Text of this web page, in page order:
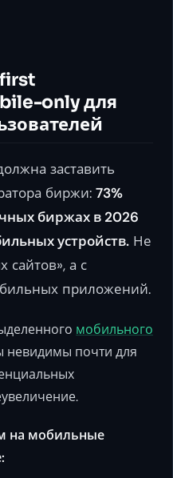
only для
заставить
биржи: 73%
биржах в 2026
устройств. Не
сайтов», а с
приложений.
мобильного
невидимы почти для
на мобильные